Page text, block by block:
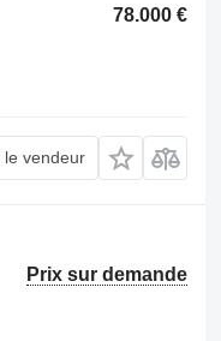
78.000 €
le vendeur
Prix sur demande